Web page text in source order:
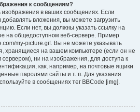
к сообщениям?
в ваших сообщениях. Если
вложения, вы можете загрузить
Если нет, вы должны указать ссылку на
на общедоступном веб-сервере. Пример
my-picture.gif. Вы не можете указывать
хранящиеся на вашем компьютере (если он не
ни на изображения, для доступа к
как, например, на почтовые ящики
паролями сайты и т. п. Для указания
в сообщениях тег BBCode [img].